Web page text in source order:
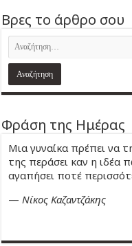
Βρες το άρθρο σου
Φράση της Ημέρας
Μια γυναίκα πρέπει να
της περάσει καν η ιδέα
αγαπήσει ποτέ
—Νίκος Καζαντζάκης